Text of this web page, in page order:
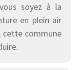
soyez à la
en plein air
cette commune